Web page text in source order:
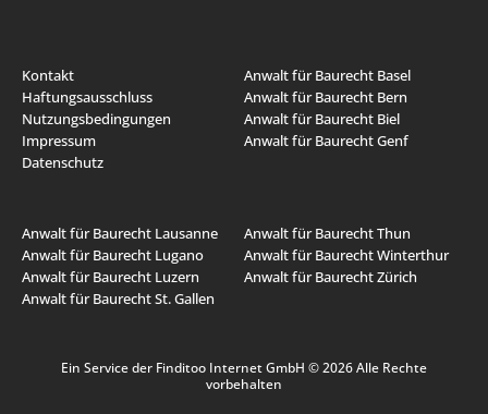
Kontakt
Haftungsausschluss
Nutzungsbedingungen
Impressum
Datenschutz
Anwalt für Baurecht Basel
Anwalt für Baurecht Bern
Anwalt für Baurecht Biel
Anwalt für Baurecht Genf
Anwalt für Baurecht Lausanne
Anwalt für Baurecht Lugano
Anwalt für Baurecht Luzern
Anwalt für Baurecht St. Gallen
Anwalt für Baurecht Thun
Anwalt für Baurecht Winterthur
Anwalt für Baurecht Zürich
Ein Service der Finditoo Internet GmbH © 2026 Alle Rechte
vorbehalten